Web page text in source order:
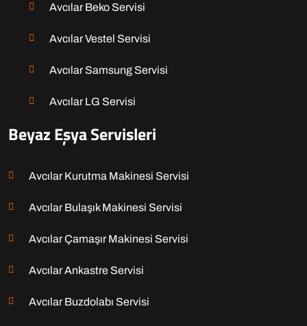
Avcılar Beko Servisi
Avcılar Vestel Servisi
Avcılar Samsung Servisi
Avcılar LG Servisi
Beyaz Eşya Servisleri
Avcılar Kurutma Makinesi Servisi
Avcılar Bulaşık Makinesi Servisi
Avcılar Çamaşır Makinesi Servisi
Avcılar Ankastre Servisi
Avcılar Buzdolabı Servisi